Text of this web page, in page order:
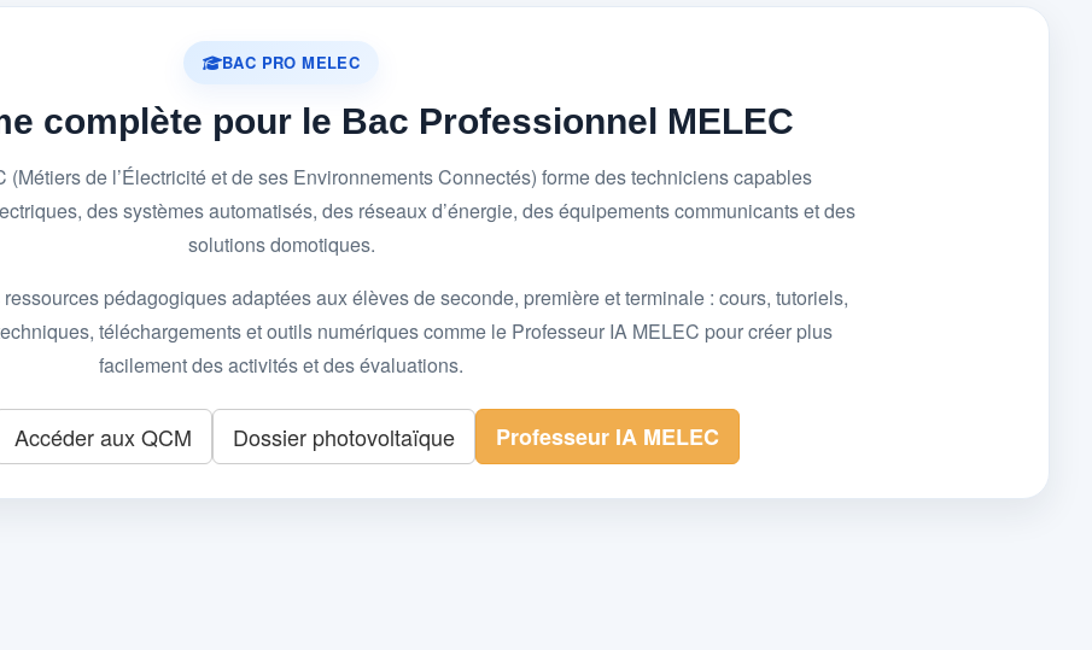
BAC PRO MELEC
complète pour le Bac Professionnel MELEC
de l’Électricité et de ses Environnements Connectés) forme des techniciens capables
des systèmes automatisés, des réseaux d’énergie, des équipements communicants et des
solutions domotiques.
pédagogiques adaptées aux élèves de seconde, première et terminale : cours, tutoriels,
téléchargements et outils numériques comme le Professeur IA MELEC pour créer plus
facilement des activités et des évaluations.
Accéder aux QCM Dossier photovoltaïque Professeur IA MELEC